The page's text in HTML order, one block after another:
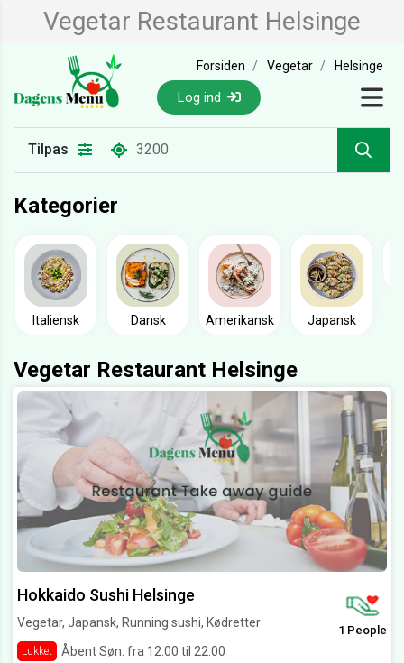
Vegetar Restaurant Helsinge
Forsiden Vegetar Helsinge
Log ind
Tilpas
Kategorier
Italiensk Dansk Amerikansk Japansk
Vegetar Restaurant Helsinge
Hokkaido Sushi Helsinge
Vegetar, Japansk, Running sushi, Kødretter
Lukket Åbent Søn. fra 12:00 til 22:00
1 People